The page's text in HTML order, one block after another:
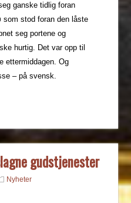
ganske tidlig foran
som stod foran den låste
seg portene og
hurtig. Det var opp til
ettermiddagen. Og
– på svensk.
gudstjenester
Nyheter